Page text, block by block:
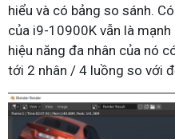
hiểu và có bảng so sánh.
của i9-10900K vẫn là
hiệu năng đa nhân của nó
tới 2 nhân / 4 luồng so với